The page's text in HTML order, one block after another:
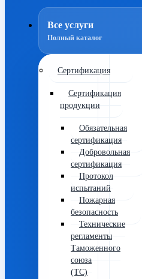
Все услуги
Полный каталог
Сертификация
Сертификация
продукции
Обязательная
сертификация
Добровольная
сертификация
Протокол
испытаний
Пожарная
безопасность
Технические
регламенты
Таможенного
союза
(ТС)